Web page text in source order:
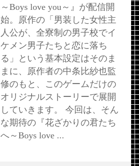
～Boys love you～』が配信開
始。原作の「男装した女性主
人公が、全寮制の男子校でイ
ケメン男子たちと恋に落ち
る」という基本設定はそのま
まに、原作者の中条比紗也監
修のもと、このゲームだけの
オリジナルストーリーで展開
していきます。 今回は、そん
な期待の『花ざかりの君たち
へ～Boys love ...